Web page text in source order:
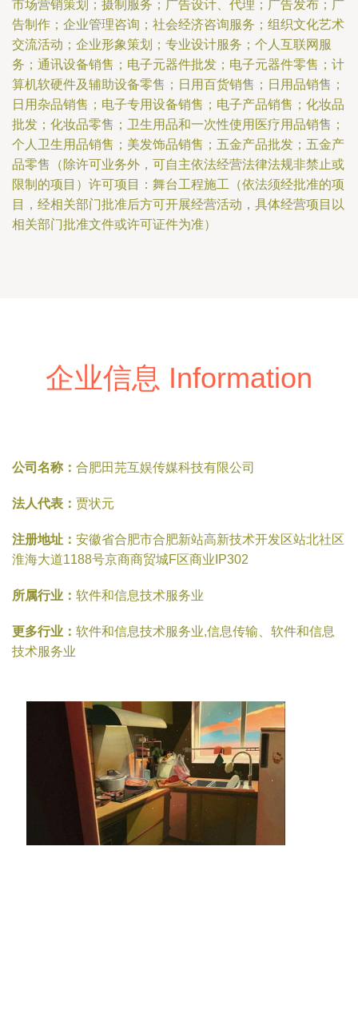
市场营销策划；摄制服务；广告设计、代理；广告发布；广
告制作；企业管理咨询；社会经济咨询服务；组织文化艺术
交流活动；企业形象策划；专业设计服务；个人互联网服
务；通讯设备销售；电子元器件批发；电子元器件零售；计
算机软硬件及辅助设备零售；日用百货销售；日用品销售；
日用杂品销售；电子专用设备销售；电子产品销售；化妆品
批发；化妆品零售；卫生用品和一次性使用医疗用品销售；
个人卫生用品销售；美发饰品销售；五金产品批发；五金产
品零售（除许可业务外，可自主依法经营法律法规非禁止或
限制的项目）许可项目：舞台工程施工（依法须经批准的项
目，经相关部门批准后方可开展经营活动，具体经营项目以
相关部门批准文件或许可证件为准）
企业信息 Information
公司名称： 合肥田芫互娱传媒科技有限公司
法人代表： 贾状元
注册地址： 安徽省合肥市合肥新站高新技术开发区站北社区
淮海大道1188号京商商贸城F区商业IP302
所属行业： 软件和信息技术服务业
更多行业： 软件和信息技术服务业,信息传输、软件和信息
技术服务业